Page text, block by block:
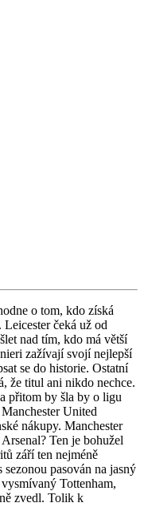
o tom, kdo získá
čeká už od
nad tím, kdo má větší
zažívají svojí nejlepší
se do historie. Ostatní
že titul ani nikdo nechce.
přitom by šla by o ligu
United
nákupy. Manchester
Ten je bohužel
září ten nejméně
pasován na jasný
Tottenham,
zvedl. Tolik k